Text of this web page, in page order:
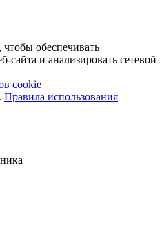
обеспечивать
сайта и анализировать сетевой
cookie
Правила использования